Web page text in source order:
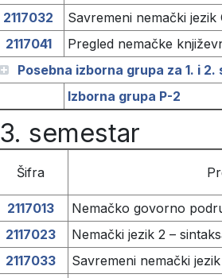
2117032
Savremeni nemački jezik
2117041
Pregled nemačke
Posebna izborna grupa za 1. i
Izborna grupa P-2
3. semestar
Šifra
2117013 Nemačko govorno
2117023
Nemački jezik 2 –
2117033
Savremeni nemački